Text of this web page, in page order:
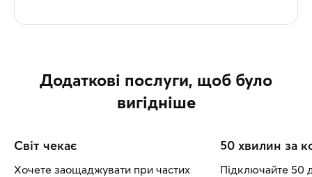
Додаткові послуги, щоб було
вигідніше
Світ чекає
Хочете заощаджувати при частих
50 хвилин за
Підключайте 50